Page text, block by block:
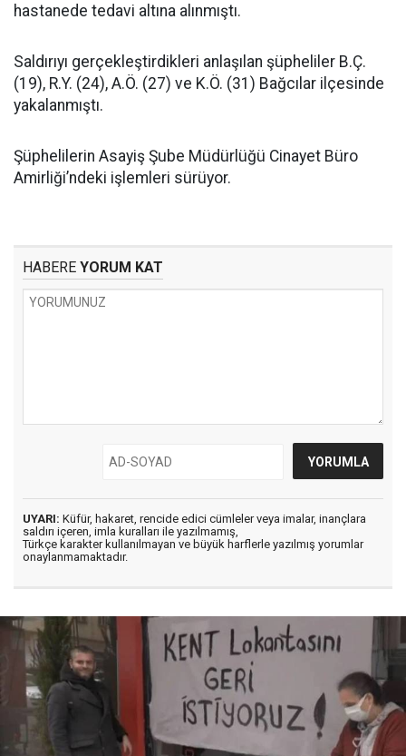
hastanede tedavi altına alınmıştı.
Saldırıyı gerçekleştirdikleri anlaşılan şüpheliler B.Ç.
(19), R.Y. (24), A.Ö. (27) ve K.Ö. (31) Bağcılar ilçesinde
yakalanmıştı.
Şüphelilerin Asayiş Şube Müdürlüğü Cinayet Büro
Amirliği’ndeki işlemleri sürüyor.
HABERE YORUM KAT
UYARI: Küfür, hakaret, rencide edici cümleler veya imalar, inançlara
saldırı içeren, imla kuralları ile yazılmamış,
Türkçe karakter kullanılmayan ve büyük harflerle yazılmış yorumlar
onaylanmamaktadır.